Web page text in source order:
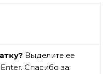
Выделите ее
Спасибо за